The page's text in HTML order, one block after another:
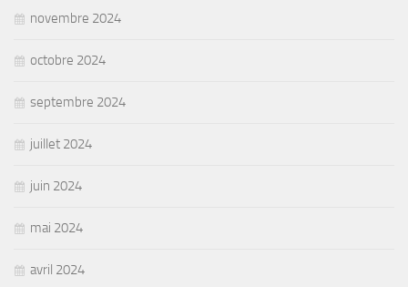
novembre 2024
octobre 2024
septembre 2024
juillet 2024
juin 2024
mai 2024
avril 2024